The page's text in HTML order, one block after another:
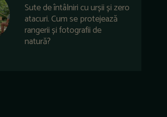
Sute de întâlniri cu urșii și zero
atacuri. Cum se protejează
rangerii și fotografii de
natură?